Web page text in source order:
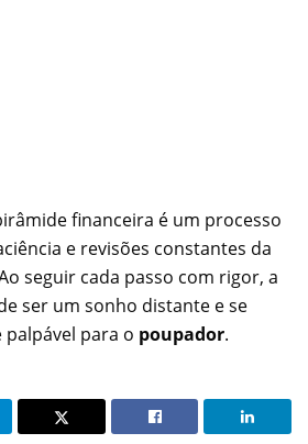
financeira é um processo
e revisões constantes da
seguir cada passo com rigor, a
ser um sonho distante e se
para o poupador.